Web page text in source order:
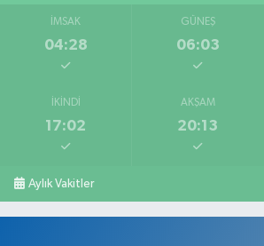
İMSAK
04:28
GÜNEŞ
06:03
İKINDI
17:02
AKŞAM
20:13
Aylık Vakitler